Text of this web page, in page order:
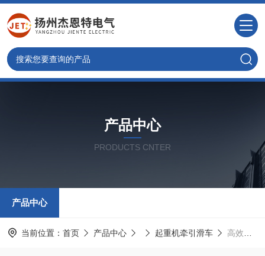
产品中心
PRODUCTS CNTER
产品中心
当前位置： 首页 产品中心 起重机牵引滑车 高效率起重机牵引滑车